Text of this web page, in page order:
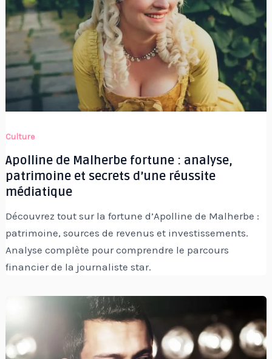
Culture
Apolline de Malherbe fortune : analyse,
patrimoine et secrets d’une réussite
médiatique
Découvrez tout sur la fortune d’Apolline de Malherbe :
patrimoine, sources de revenus et investissements.
Analyse complète pour comprendre le parcours
financier de la journaliste star.